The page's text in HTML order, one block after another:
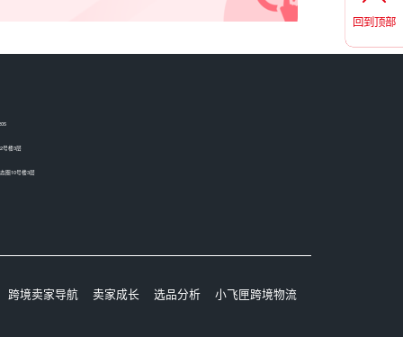
号楼3层
圈10号楼3层
跨境卖家导航 卖家成长 选品分析 小飞匣跨境物流
回到顶部